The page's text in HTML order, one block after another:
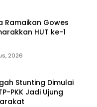
Ramaikan Gowes
HUT ke-1
2026
Stunting Dimulai
PKK Jadi Ujung